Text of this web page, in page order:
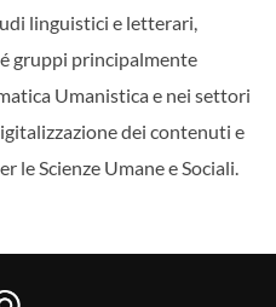
linguistici e letterari,
gruppi principalmente
Umanistica e nei settori
dei contenuti e
le Scienze Umane e Sociali.